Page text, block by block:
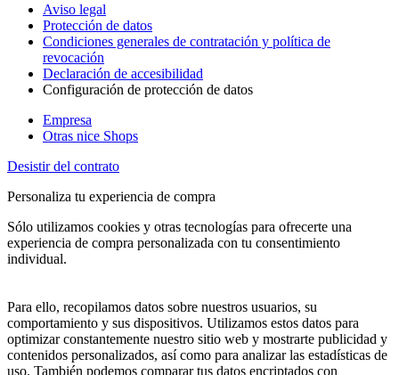
Aviso legal
Protección de datos
Condiciones generales de contratación y política de
revocación
Declaración de accesibilidad
Configuración de protección de datos
Empresa
Otras nice Shops
Desistir del contrato
Personaliza tu experiencia de compra
Sólo utilizamos cookies y otras tecnologías para ofrecerte una
experiencia de compra personalizada con tu consentimiento
individual.
Para ello, recopilamos datos sobre nuestros usuarios, su
comportamiento y sus dispositivos. Utilizamos estos datos para
optimizar constantemente nuestro sitio web y mostrarte publicidad y
contenidos personalizados, así como para analizar las estadísticas de
uso. También podemos comparar tus datos encriptados con